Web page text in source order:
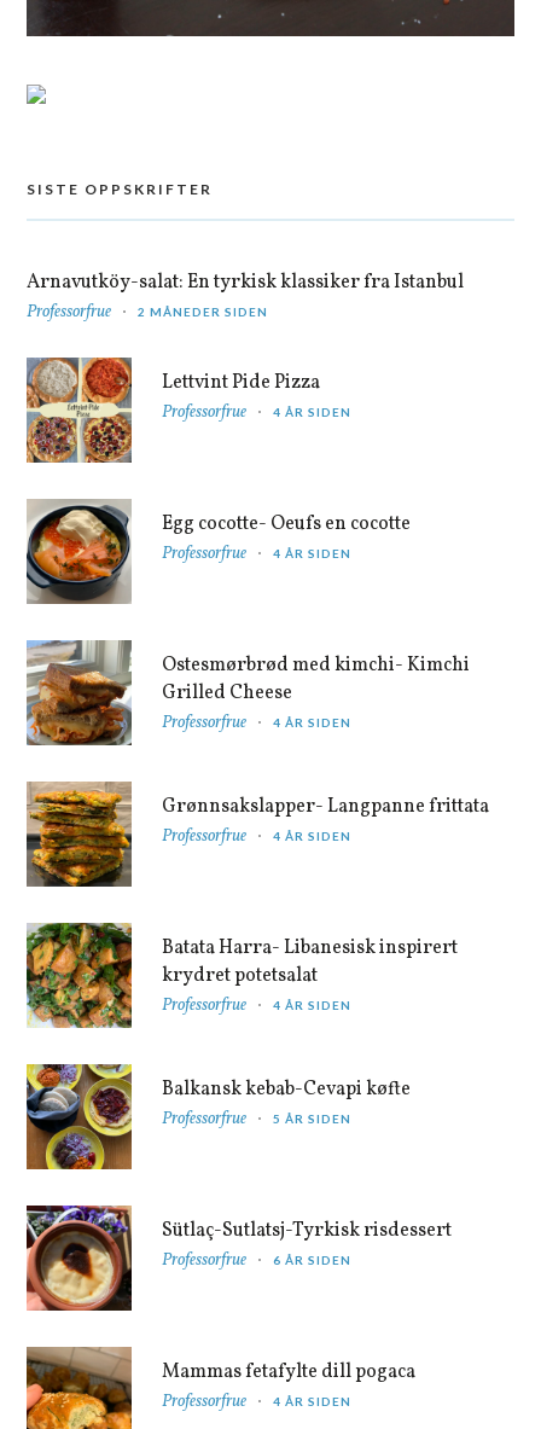
SISTE OPPSKRIFTER
Arnavutköy-salat: En tyrkisk klassiker fra Istanbul
Professorfrue 2 MÅNEDER SIDEN
Lettvint Pide Pizza
Professorfrue 4 ÅR SIDEN
Egg cocotte- Oeufs en cocotte
Professorfrue 4 ÅR SIDEN
Ostesmørbrød med kimchi- Kimchi
Grilled Cheese
Professorfrue 4 ÅR SIDEN
Grønnsakslapper- Langpanne frittata
Professorfrue 4 ÅR SIDEN
Batata Harra- Libanesisk inspirert
krydret potetsalat
Professorfrue 4 ÅR SIDEN
Balkansk kebab-Cevapi køfte
Professorfrue 5 ÅR SIDEN
Sütlaç-Sutlatsj-Tyrkisk risdessert
Professorfrue 6 ÅR SIDEN
Mammas fetafylte dill pogaca
Professorfrue 4 ÅR SIDEN